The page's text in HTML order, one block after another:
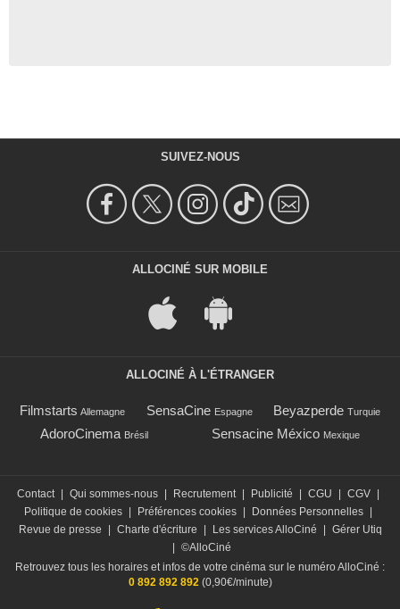
SUIVEZ-NOUS
ALLOCINÉ SUR MOBILE
ALLOCINÉ À L'ÉTRANGER
Filmstarts Allemagne SensaCine Espagne Beyazperde Turquie
AdoroCinema Brésil Sensacine México Mexique
Contact Qui sommes-nous Recrutement Publicité CGU CGV
Politique de cookies
Préférences cookies Données Personnelles
Revue de presse
Charte d'écriture Les services AlloCiné
Gérer Utiq
©AlloCiné
Retrouvez tous les horaires et infos de votre cinéma sur le numéro AlloCiné :
0 892 892 892(0,90€/minute)